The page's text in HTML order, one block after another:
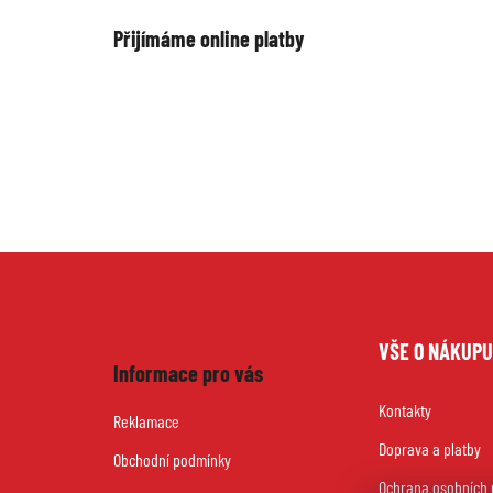
Přijímáme online platby
Informace pro vás
Reklamace
Obchodní podmínky
VŠE O NÁKUPU
Kontakty
Doprava a platby
Ochrana osobních